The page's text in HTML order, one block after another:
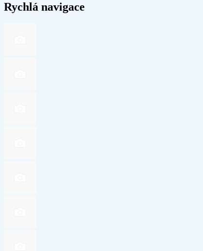
Rychlá navigace